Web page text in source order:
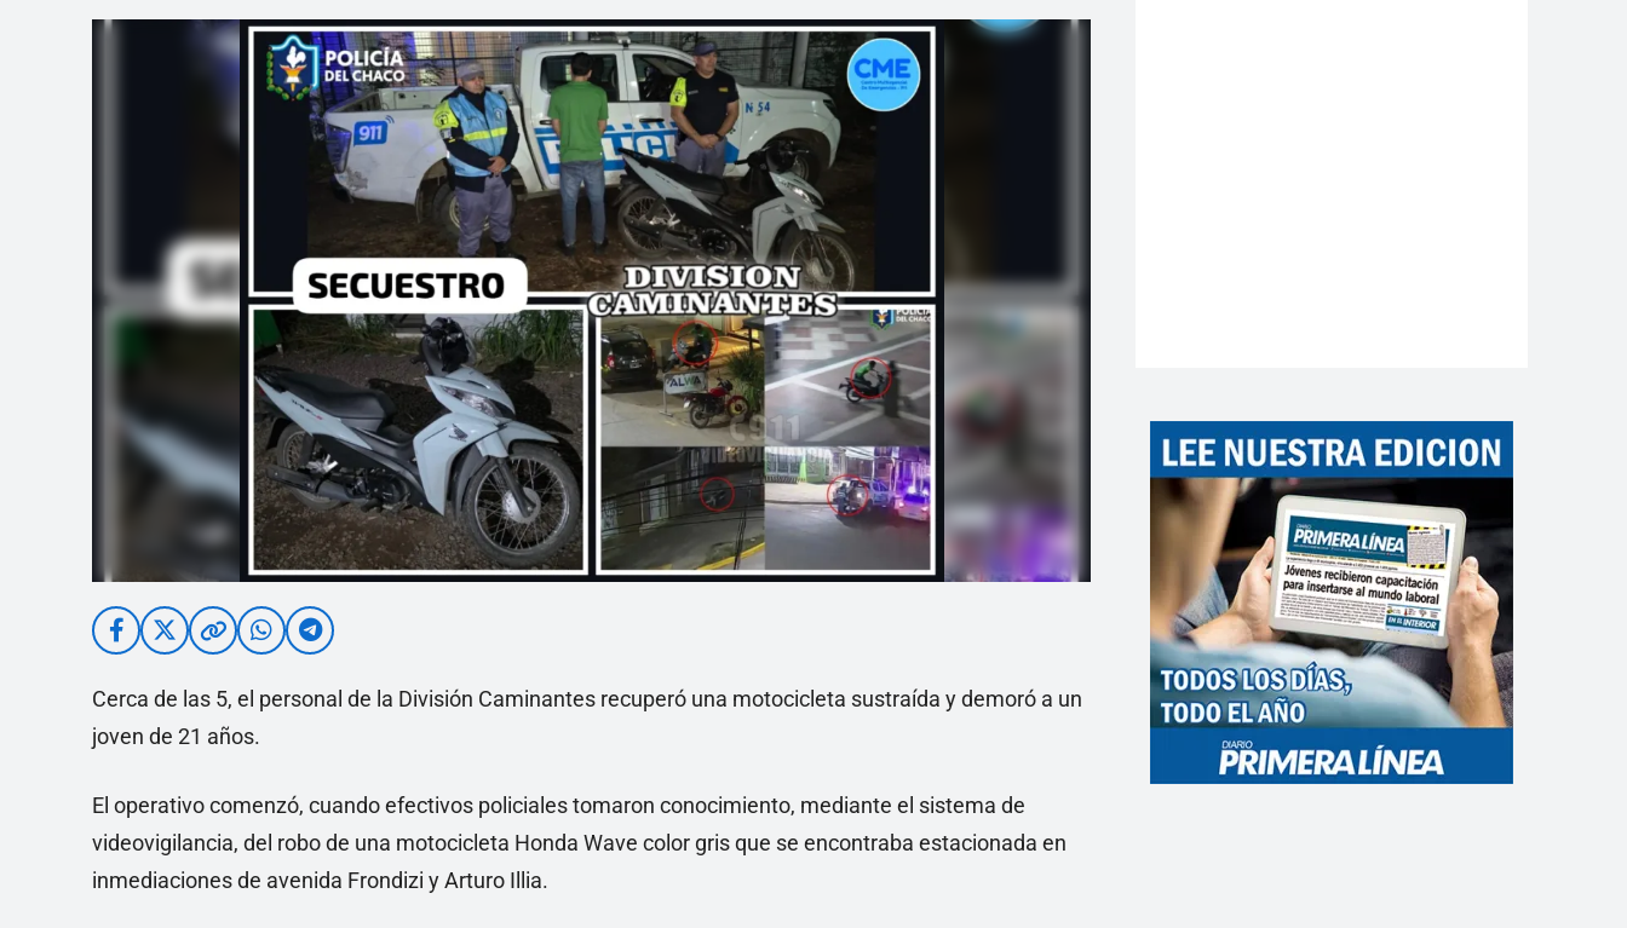
Linea
Cerca de las 5, el personal de la División Caminantes recuperó una motocicleta sustraída y demoró a un
joven de 21 años.
El operativo comenzó, cuando efectivos policiales tomaron conocimiento, mediante el sistema de
videovigilancia, del robo de una motocicleta Honda Wave color gris que se encontraba estacionada en
inmediaciones de avenida Frondizi y Arturo Illia.